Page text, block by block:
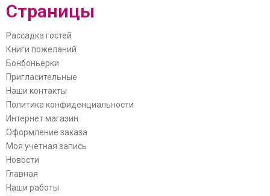
Страницы
Рассадка гостей
Книги пожеланий
Бонбоньерки
Пригласительные
Наши контакты
Политика конфиденциальности
Интернет магазин
Оформление заказа
Моя учетная запись
Новости
Главная
Наши работы